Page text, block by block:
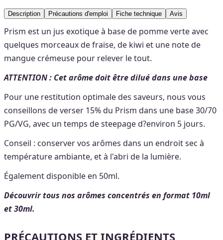
Description Précautions d'emploi Fiche technique Avis
Prism est un jus exotique à base de pomme verte avec
quelques morceaux de fraise, de kiwi et une note de
mangue crémeuse pour relever le tout.
ATTENTION : Cet arôme doit être dilué dans une base
Pour une restitution optimale des saveurs, nous vous
conseillons de verser 15% du Prism dans une base 30/70
PG/VG, avec un temps de steepage d?environ 5 jours.
Conseil : conserver vos arômes dans un endroit sec à
température ambiante, et à l'abri de la lumière.
Également disponible en 50ml.
Découvrir tous nos arômes concentrés en format 10ml
et 30ml.
PRÉCAUTIONS ET INGRÉDIENTS